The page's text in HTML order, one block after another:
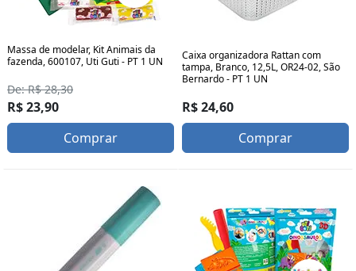
Massa de modelar, Kit Animais da
fazenda, 600107, Uti Guti - PT 1 UN
De: R$ 28,30
R$ 23,90
Comprar
Caixa organizadora Rattan com
tampa, Branco, 12,5L, OR24-02, São
Bernardo - PT 1 UN
R$ 24,60
Comprar